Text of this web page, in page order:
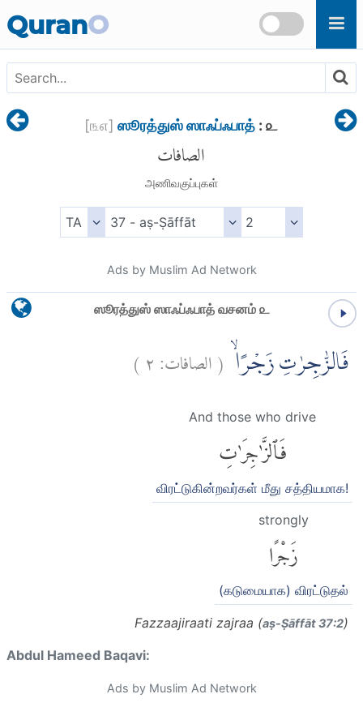
QuranO
[௩௭] ஸூரத்துஸ் ஸாஃப்ஃபாத் : ௨
الصافات
அணிவகுப்புகள்
Ads by Muslim Ad Network
ஸூரத்துஸ் ஸாஃப்ஃபாத் வசனம் ௨
فَالزّٰجِرٰتِ زَجْرًاۙ (الصافات:٢)
And those who drive
فَٱلزَّٰجِرَٰتِ
விரட்டுகின்றவர்கள் மீது சத்தியமாக!
strongly
زَجْرًا
(கடுமையாக) விரட்டுதல்
Fazzaajiraati zajraa (aṣ-Ṣāffāt 37:2)
Abdul Hameed Baqavi:
Ads by Muslim Ad Network